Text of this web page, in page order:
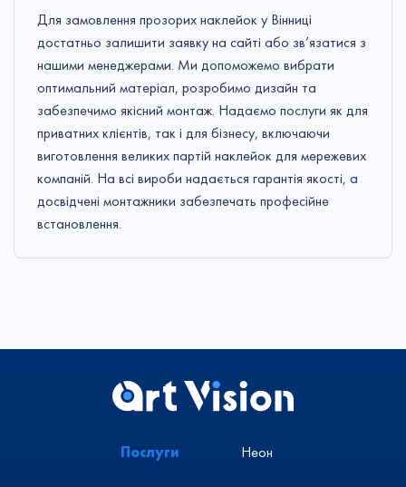
Для замовлення прозорих наклейок у Вінниці
достатньо залишити заявку на сайті або зв’язатися з
нашими менеджерами. Ми допоможемо вибрати
оптимальний матеріал, розробимо дизайн та
забезпечимо якісний монтаж. Надаємо послуги як для
приватних клієнтів, так і для бізнесу, включаючи
виготовлення великих партій наклейок для мережевих
компаній. На всі вироби надається гарантія якості, а
досвідчені монтажники забезпечать професійне
встановлення.
Послуги Неон